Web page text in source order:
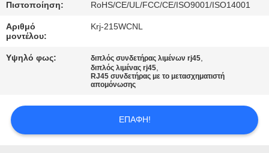
ΜΑΣ
ΕΛΆΤΕ
ΣΕ
ΖΗΤΉΣΤΕ
Πιστοποίηση: RoHS/CE/UL/FCC/CE/ISO9001/ISO14001
Αριθμό
μοντέλου:
Krj-215WCNL
Υψηλό φως: διπλός συνδετήρας λιμένων rj45,
διπλός λιμένας rj45,
RJ45 συνδετήρας με το μετασχηματιστή
απομόνωσης
ΕΠΑΦΉ!